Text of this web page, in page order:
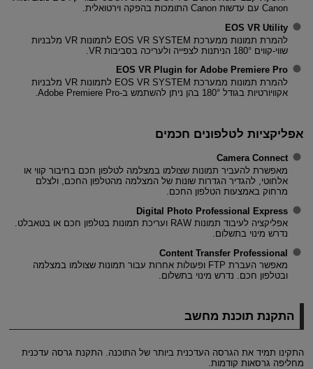
Canon עם עדשות Canon התומכות בהפקה וירטואלית.
EOS VR Utility
להמרת תמונות ממערכת EOS VR SYSTEM לתמונות VR מלבניות
שווי-קווים 180° הניתנות לצפייה ולעריכה בסביבות VR.
EOS VR Plugin for Adobe Premiere Pro
להמרת תמונות ממערכת EOS VR SYSTEM לתמונות VR מלבניות
אקוויורטיות בגודל 180° בהן ניתן להשתמש ב-Adobe Premiere Pro.
אפליקציות לטלפונים חכמים
Camera Connect
מאפשרת להעביר תמונות שצולמו במצלמה לטלפון חכם בחיבור קווי או
אלחוטי, להגדיר הגדרות שונות של המצלמה מהטלפון החכם, ולצלם
מרחוק באמצעות הטלפון החכם.
Digital Photo Professional Express
אפליקציה לעיבוד תמונות RAW ועריכת תמונות בטלפון חכם או בטאבלט.
נדרש מינוי בתשלום.
Content Transfer Professional
מאפשר העברת FTP ופעולות אחרות עבור תמונות שצולמו במצלמה
ובטלפון חכם. נדרש מינוי בתשלום.
התקנת תוכנת מחשב
התקינו תמיד את הגרסה העדכנית ביותר של התוכנה. התקנת גרסה עדכנית
מחליפה גרסאות קודמות.